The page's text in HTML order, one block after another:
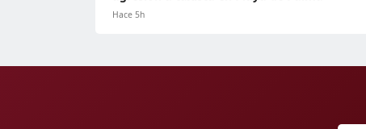
Hace 5h